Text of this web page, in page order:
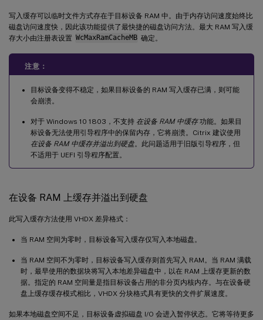
写入缓存可以临时文件方式存在于目标设备 RAM 中。由于内存访问速度始终比
磁盘访问速度快，因此该功能提供了最快捷的磁盘访问方法。最大 RAM 写入缓
存大小由注册表设置 WcMaxRamCacheMB 确定。
注意：
目标设备变得不稳定，如果目标设备的 RAM 写入缓存已满，则可能
会崩溃。
对于 Windows 10 1803，不支持 在设备 RAM 中缓存功能。如果目
标设备无法使用引导程序中的保留内存，它将崩溃。Citrix 建议使用
在设备 RAM 中缓存并溢出到硬盘。此问题适用于旧版引导程序，但
不适用于 UEFI 引导程序配置。
在设备 RAM 上缓存并溢出到硬盘
此写入缓存方法使用 VHDX 差异格式：
当 RAM 空间为零时，目标设备写入缓存仅写入本地磁盘。
当 RAM 空间不为零时，目标设备写入缓存则首先写入 RAM。当 RAM 满载
时，最早使用的数据块将写入本地差异磁盘中，以在 RAM 上缓存更新的数
据。指定的 RAM 空间量是指目标设备占用的非分页内核内存。与在设备硬
盘上缓存缓存模式相比，VHDX 分块格式具有更快的文件扩展速度。
如果本地磁盘空间不足，目标设备虚拟磁盘 I/O 会进入暂停状态。它将等待更多